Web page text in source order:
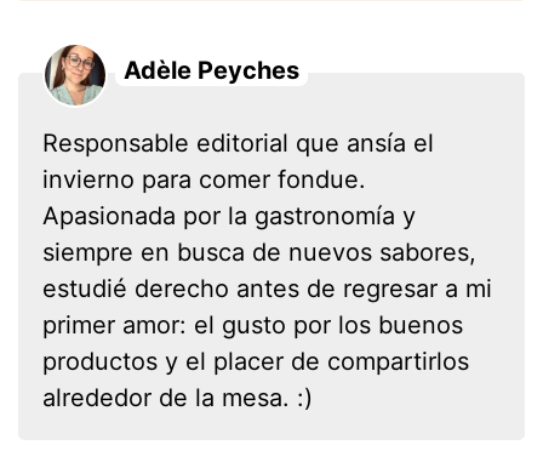
Adèle Peyches
Responsable editorial que ansía el
invierno para comer fondue.
Apasionada por la gastronomía y
siempre en busca de nuevos sabores,
estudié derecho antes de regresar a mi
primer amor: el gusto por los buenos
productos y el placer de compartirlos
alrededor de la mesa. :)